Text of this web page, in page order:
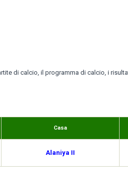
di calcio, il programma di calcio, i
Casa
Alaniya II